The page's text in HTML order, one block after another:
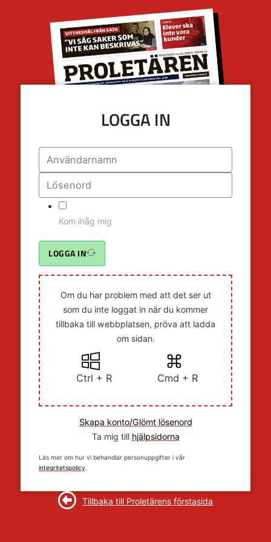
LOGGA IN
Kom ihåg mig
LOGGA IN
Om du har problem med att det ser ut
som du inte loggat in när du kommer
tillbaka till webbplatsen, pröva att ladda
om sidan.
Ctrl + R Cmd + R
Skapa konto/Glömt lösenord
Ta mig till hjälpsidorna
Läs mer om hur vi behandlar personuppgifter i vår
integritetspolicy.
Tillbaka till Proletärens förstasida